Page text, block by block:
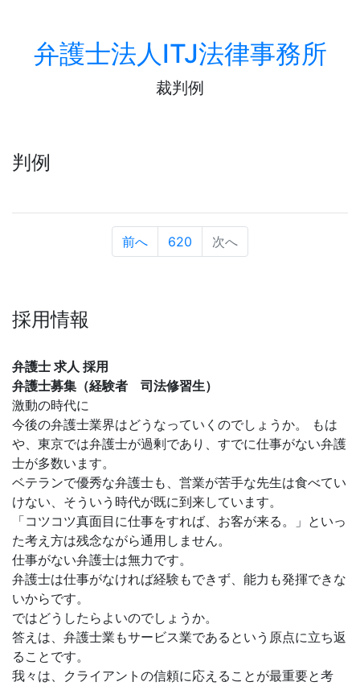
弁護士法人ITJ法律事務所
裁判例
判例
前へ 620 次へ
採用情報
弁護士 求人 採用
弁護士募集（経験者 司法修習生）
激動の時代に
今後の弁護士業界はどうなっていくのでしょうか。 もは
や、東京では弁護士が過剰であり、すでに仕事がない弁護
士が多数います。
ベテランで優秀な弁護士も、営業が苦手な先生は食べてい
けない、そういう時代が既に到来しています。
「コツコツ真面目に仕事をすれば、お客が来る。」といっ
た考え方は残念ながら通用しません。
仕事がない弁護士は無力です。
弁護士は仕事がなければ経験もできず、能力も発揮できな
いからです。
ではどうしたらよいのでしょうか。
答えは、弁護士業もサービス業であるという原点に立ち返
ることです。
我々は、クライアントの信頼に応えることが最重要と考